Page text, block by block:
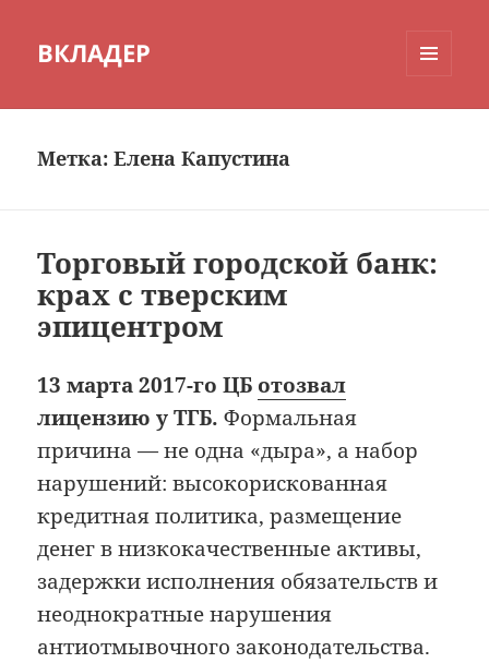
ВКЛАДЕР
Метка:Елена Капустина
Торговый городской банк:
крах с тверским
эпицентром
13 марта 2017-го ЦБ отозвал
лицензию у ТГБ. Формальная
причина — не одна «дыра», а набор
нарушений: высокорискованная
кредитная политика, размещение
денег в низкокачественные активы,
задержки исполнения обязательств и
неоднократные нарушения
антиотмывочного законодательства.